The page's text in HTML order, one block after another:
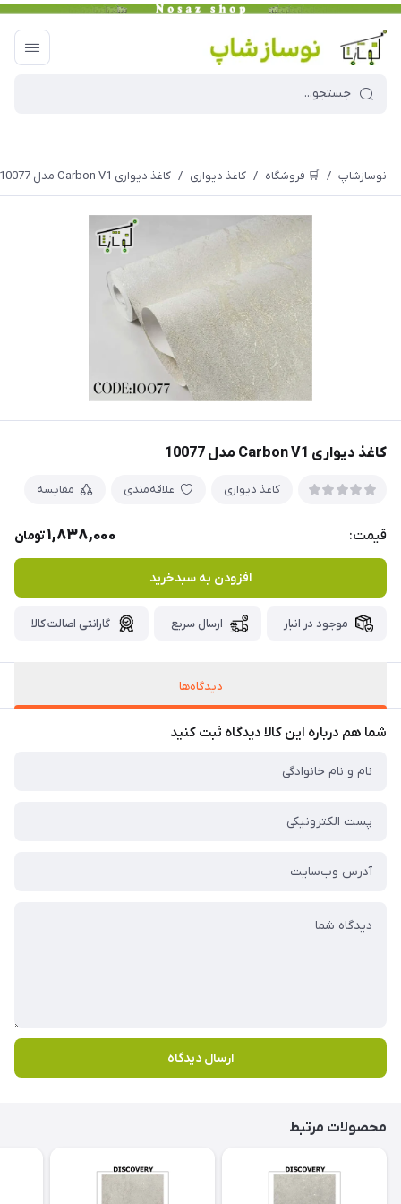
نوسازشاپ / 🛒 فروشگاه / کاغذ دیواری / کاغذ دیواری Carbon V1 مدل 10077
کاغذ دیواری Carbon V1 مدل 10077
کاغذ دیواری علاقه‌مندی مقایسه
قیمت: 1,838,000تومان
افزودن به سبدخرید
موجود در انبار ارسال سریع گارانتی اصالت کالا
دیدگاه‌ها
شما هم درباره این کالا دیدگاه ثبت کنید
ارسال دیدگاه
محصولات مرتبط